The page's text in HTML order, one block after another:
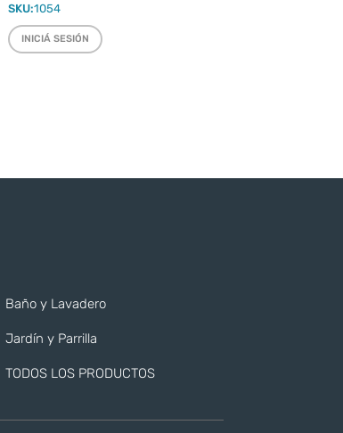
SKU:1054
INICIÁ SESIÓN
Baño y Lavadero
Jardín y Parrilla
TODOS LOS PRODUCTOS